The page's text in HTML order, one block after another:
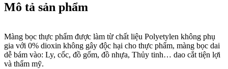
Mô tả sản phẩm
Màng bọc thực phẩm được làm từ chất liệu Polyetylen không phụ
gia với 0% dioxin không gây độc hại cho thực phẩm, màng bọc dai
dễ bám vào: Ly, cốc, đồ gốm, đồ nhựa, Thủy tinh… dao cắt tiện lợi
và thẩm mỹ.